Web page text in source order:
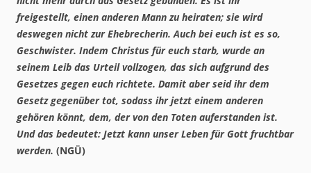
freigestellt, einen anderen Mann zu heiraten; sie wird
deswegen nicht zur Ehebrecherin. Auch bei euch ist es so,
Geschwister. Indem Christus für euch starb, wurde an
seinem Leib das Urteil vollzogen, das sich aufgrund des
Gesetzes gegen euch richtete. Damit aber seid ihr dem
Gesetz gegenüber tot, sodass ihr jetzt einem anderen
gehören könnt, dem, der von den Toten auferstanden ist.
Und das bedeutet: Jetzt kann unser Leben für Gott fruchtbar
werden. (NGÜ)